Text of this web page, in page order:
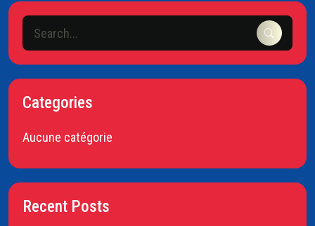
Categories
Aucune catégorie
Recent Posts